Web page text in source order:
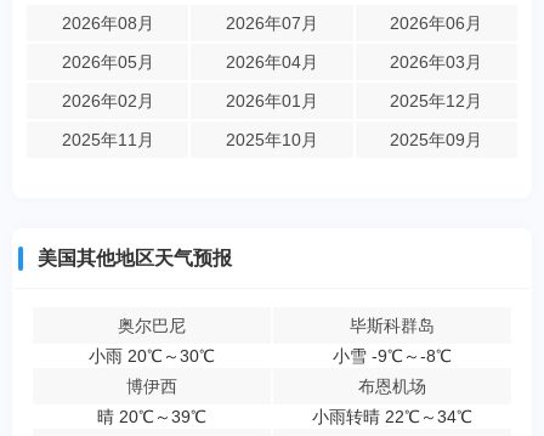
2026年08月 2026年07月
2026年06月
2026年05月
2026年04月
2026年03月
2026年02月
2026年01月
2025年12月
2025年11月
2025年10月 2025年09月
美国其他地区天气预报
奥尔巴尼
小雨 20℃～30℃
毕斯科群岛
小雪 -9℃～-8℃
博伊西
晴 20℃～39℃
布恩机场
小雨转晴 22℃～34℃